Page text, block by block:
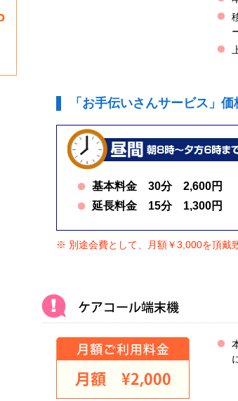
「お手伝いさんサービス」価
基本料金 30分 2,600円
延長料金 15分 1,300円
※ 別途会費として、月額￥3,000を頂戴